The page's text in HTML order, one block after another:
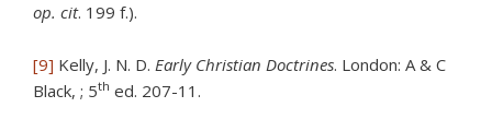
op. cit. 199 f.).
[9] Kelly, J. N. D. Early Christian Doctrines. London: A & C
Black, ; 5th ed. 207-11.